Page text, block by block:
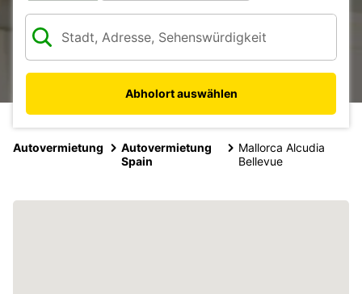
Abholort auswählen
Autovermietung
Autovermietung
Spain
Mallorca Alcudia
Bellevue